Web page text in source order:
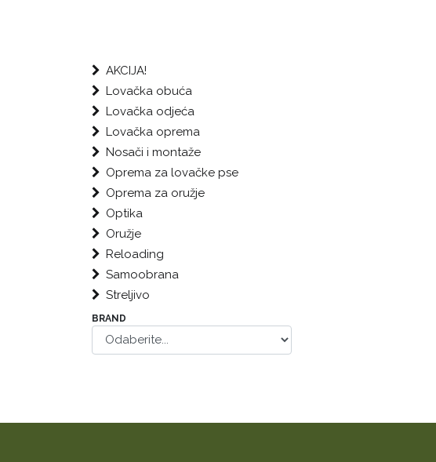
AKCIJA!
Lovačka obuća
Lovačka odjeća
Lovačka oprema
Nosači i montaže
Oprema za lovačke pse
Oprema za oružje
Optika
Oružje
Reloading
Samoobrana
Streljivo
BRAND